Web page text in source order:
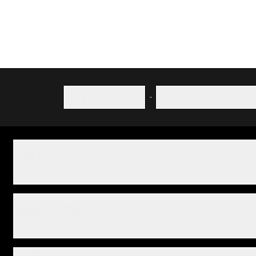
·
Über uns